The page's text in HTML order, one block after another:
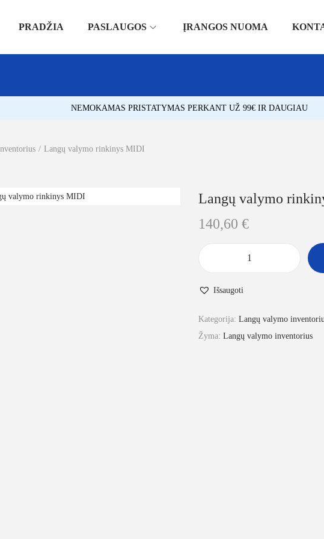
PRADŽIA PASLAUGOS ĮRANGOS NUOMA
NEMOKAMAS PRISTATYMAS PERKANT UŽ 99€ IR DAUGIAU
/ Langų valymo rinkinys MIDI
Langų valymo
140,60 €
Išsaugoti
Kategorija: Langų valymo
Žyma: Langų valymo inventorius